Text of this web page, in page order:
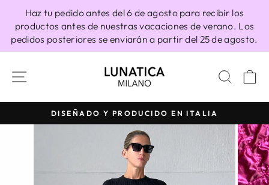
directamente
contenido
Haz tu pedido antes del 6 de agosto para recibir los
productos antes de nuestras vacaciones de verano. Los
pedidos posteriores se enviarán a partir del 25 de agosto.
NAVEGACIÓN
diapositivas
pausa
PRODUCIDO EN ITALIA